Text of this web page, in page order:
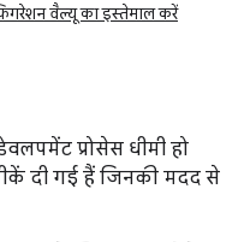
वैल्यू का इस्तेमाल करें
प्रोसेस धीमी हो
दी गई हैं जिनकी मदद से